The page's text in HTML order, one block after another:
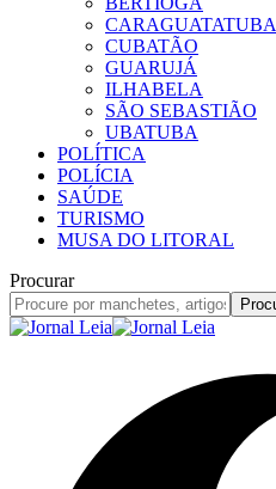
CARAGUATATUBA
CUBATÃO
GUARUJÁ
ILHABELA
SÃO SEBASTIÃO
UBATUBA
POLÍTICA
POLÍCIA
SAÚDE
TURISMO
MUSA DO LITORAL
Procurar